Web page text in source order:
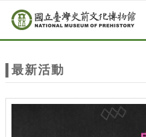
站
主
跳到主要內容
網站導覽
最新活動